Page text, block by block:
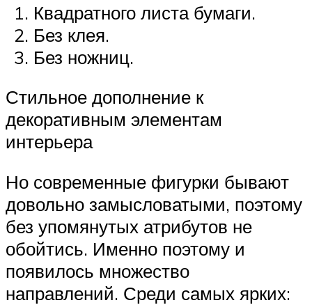
Квадратного листа бумаги.
Без клея.
Без ножниц.
Стильное дополнение к
декоративным элементам
интерьера
Но современные фигурки бывают
довольно замысловатыми, поэтому
без упомянутых атрибутов не
обойтись. Именно поэтому и
появилось множество
направлений. Среди самых ярких: